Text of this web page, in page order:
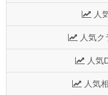
人
人気ク
人気
人気